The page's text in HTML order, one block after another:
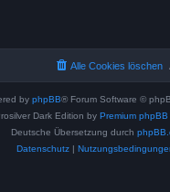
Alle Cookies löschen
by phpBB® Forum Software ©
Dark Edition by Premium phpBB
Deutsche Übersetzung durch
Datenschutz|